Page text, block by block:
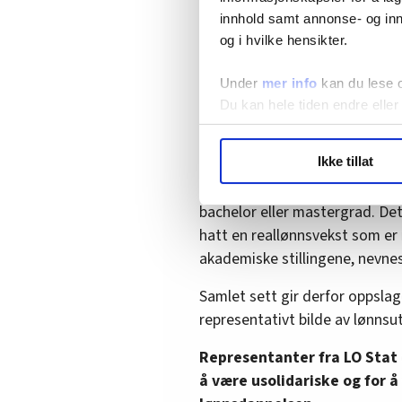
innhold samt annonse- og
og i hvilke hensikter.
Under mer info kan du lese
Du kan hele tiden endre
hvordan våre nettsider blir
annonsering. Disse er
Ikke tillat
gjennomsnittlig
periode – et svært relevant
Fafo-forskerne bak
utdanning ikke kommer
grupper med
reallønnsnedgang de siste
postdoktorer. Det samme
bachelor eller mastergrad.
hatt en reallønnsvekst som
akademiske stillingene,
Samlet sett gir derfor
representativt bilde av
Representanter fra LO
å være usolidariske og for